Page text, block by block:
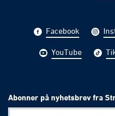
Facebook
YouTube
Abonner på nyhetsbrev fra